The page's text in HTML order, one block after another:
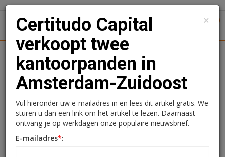
Nieuws Achtergronden Woningmarkt
Certitudo Capital
verkoopt twee
kantoorpanden in
Amsterdam-Zuidoost
×
Certitudo Capital
verkoopt twee
kantoorpanden in
Amsterdam-Zuidoost
Vul hieronder uw e-mailadres in en lees dit artikel gratis. We
sturen u dan een link om het artikel te lezen. Daarnaast
ontvang je op werkdagen onze populaire nieuwsbrief.
E-mailadres*: